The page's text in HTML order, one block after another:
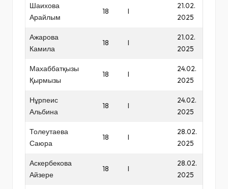
Шаихова
Арайлым
18 I
21.02.
2025
Ажарова
Камила
18 I
21.02.
2025
Махаббатқызы
Қырмызы
18 I
24.02.
2025
Нұрпеис
Альбина
18 I
24.02.
2025
Толеутаева
Саюра
18 I
28.02.
2025
Аскербекова
Айзере
18 I
28.02.
2025